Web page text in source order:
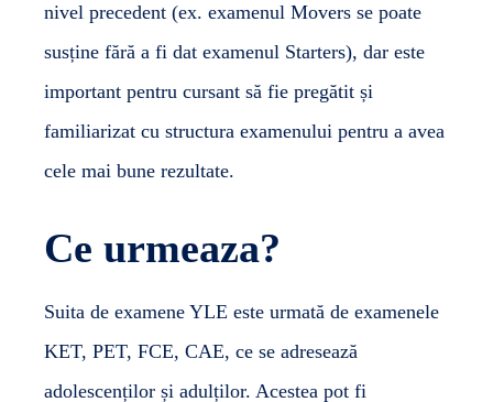
nivel precedent (ex. examenul Movers se poate
susține fără a fi dat examenul Starters), dar este
important pentru cursant să fie pregătit și
familiarizat cu structura examenului pentru a avea
cele mai bune rezultate.
Ce urmeaza?
Suita de examene YLE este urmată de examenele
KET, PET, FCE, CAE, ce se adresează
adolescenților și adulților. Acestea pot fi